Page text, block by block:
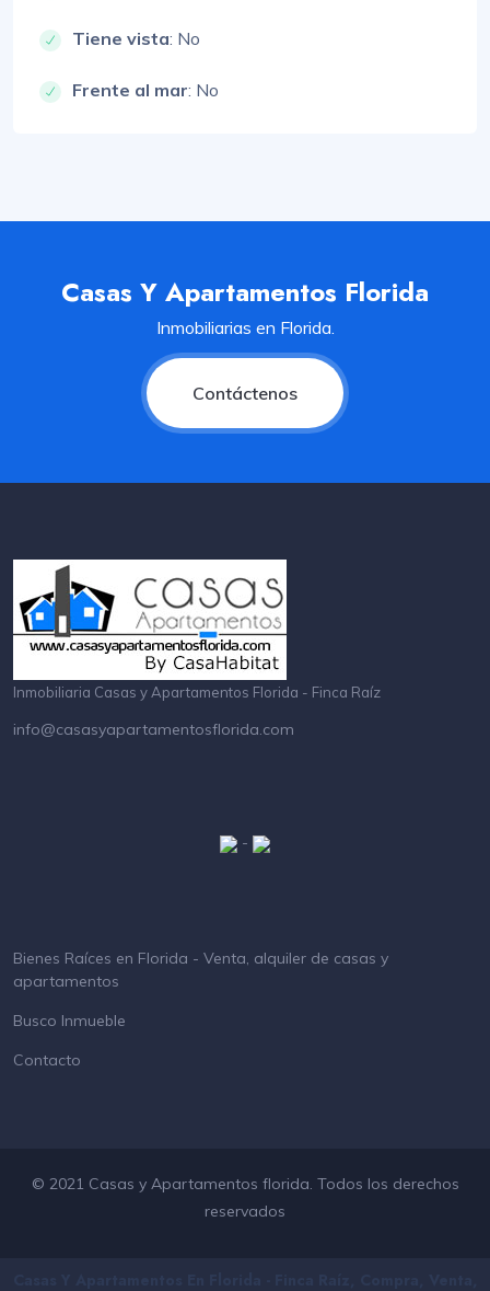
Tiene vista: No
Frente al mar: No
Casas Y Apartamentos Florida
Inmobiliarias en Florida.
Contáctenos
Inmobiliaria Casas y Apartamentos Florida - Finca Raíz
info@casasyapartamentosflorida.com
-
Bienes Raíces en Florida - Venta, alquiler de casas y
apartamentos
Busco Inmueble
Contacto
© 2021 Casas y Apartamentos florida. Todos los derechos
reservados